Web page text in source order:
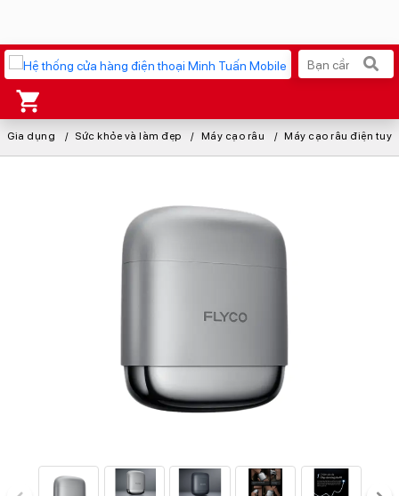
Xu hướng tìm kiếm
OPPO Reno16
Loa Marshall Cốc sạc Apple
Gia dụng Sức khỏe và làm đẹp Máy cạo râu Máy cạo râu điện